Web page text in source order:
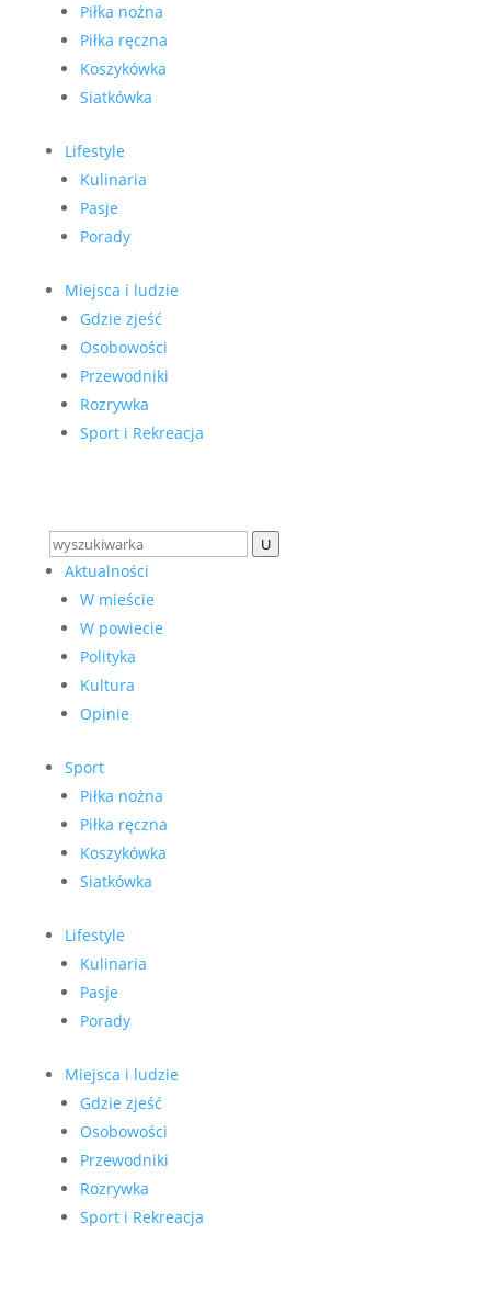
Piłka nożna
Piłka ręczna
Koszykówka
Siatkówka
Lifestyle
Kulinaria
Pasje
Porady
Miejsca i ludzie
Gdzie zjeść
Osobowości
Przewodniki
Rozrywka
Sport i Rekreacja
U
Aktualności
W mieście
W powiecie
Polityka
Kultura
Opinie
Sport
Piłka nożna
Piłka ręczna
Koszykówka
Siatkówka
Lifestyle
Kulinaria
Pasje
Porady
Miejsca i ludzie
Gdzie zjeść
Osobowości
Przewodniki
Rozrywka
Sport i Rekreacja